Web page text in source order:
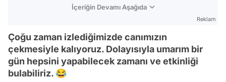
İçeriğin Devamı Aşağıda
Reklam
Çoğu zaman izlediğimizde canımızın
çekmesiyle kalıyoruz. Dolayısıyla umarım bir
gün hepsini yapabilecek zamanı ve etkinliği
bulabiliriz. 😂